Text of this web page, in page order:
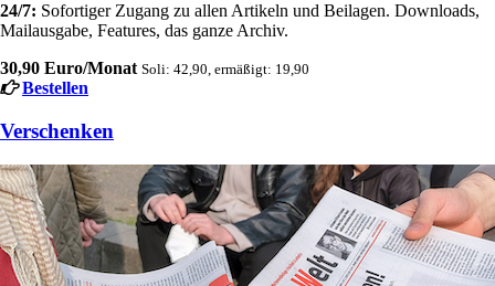
24/7: Sofortiger Zugang zu allen Artikeln und Beilagen. Downloads,
Mailausgabe, Features, das ganze Archiv.
30,90 Euro/Monat Soli: 42,90, ermäßigt: 19,90
Bestellen
Verschenken